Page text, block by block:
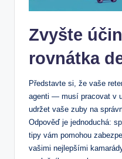
Zvyšte
rovnátka
Představte si, že vaše
agenti — musí pracovat v
udržet vaše zuby na
Odpověď je jednoduchá:
tipy vám pomohou
vašimi nejlepšími